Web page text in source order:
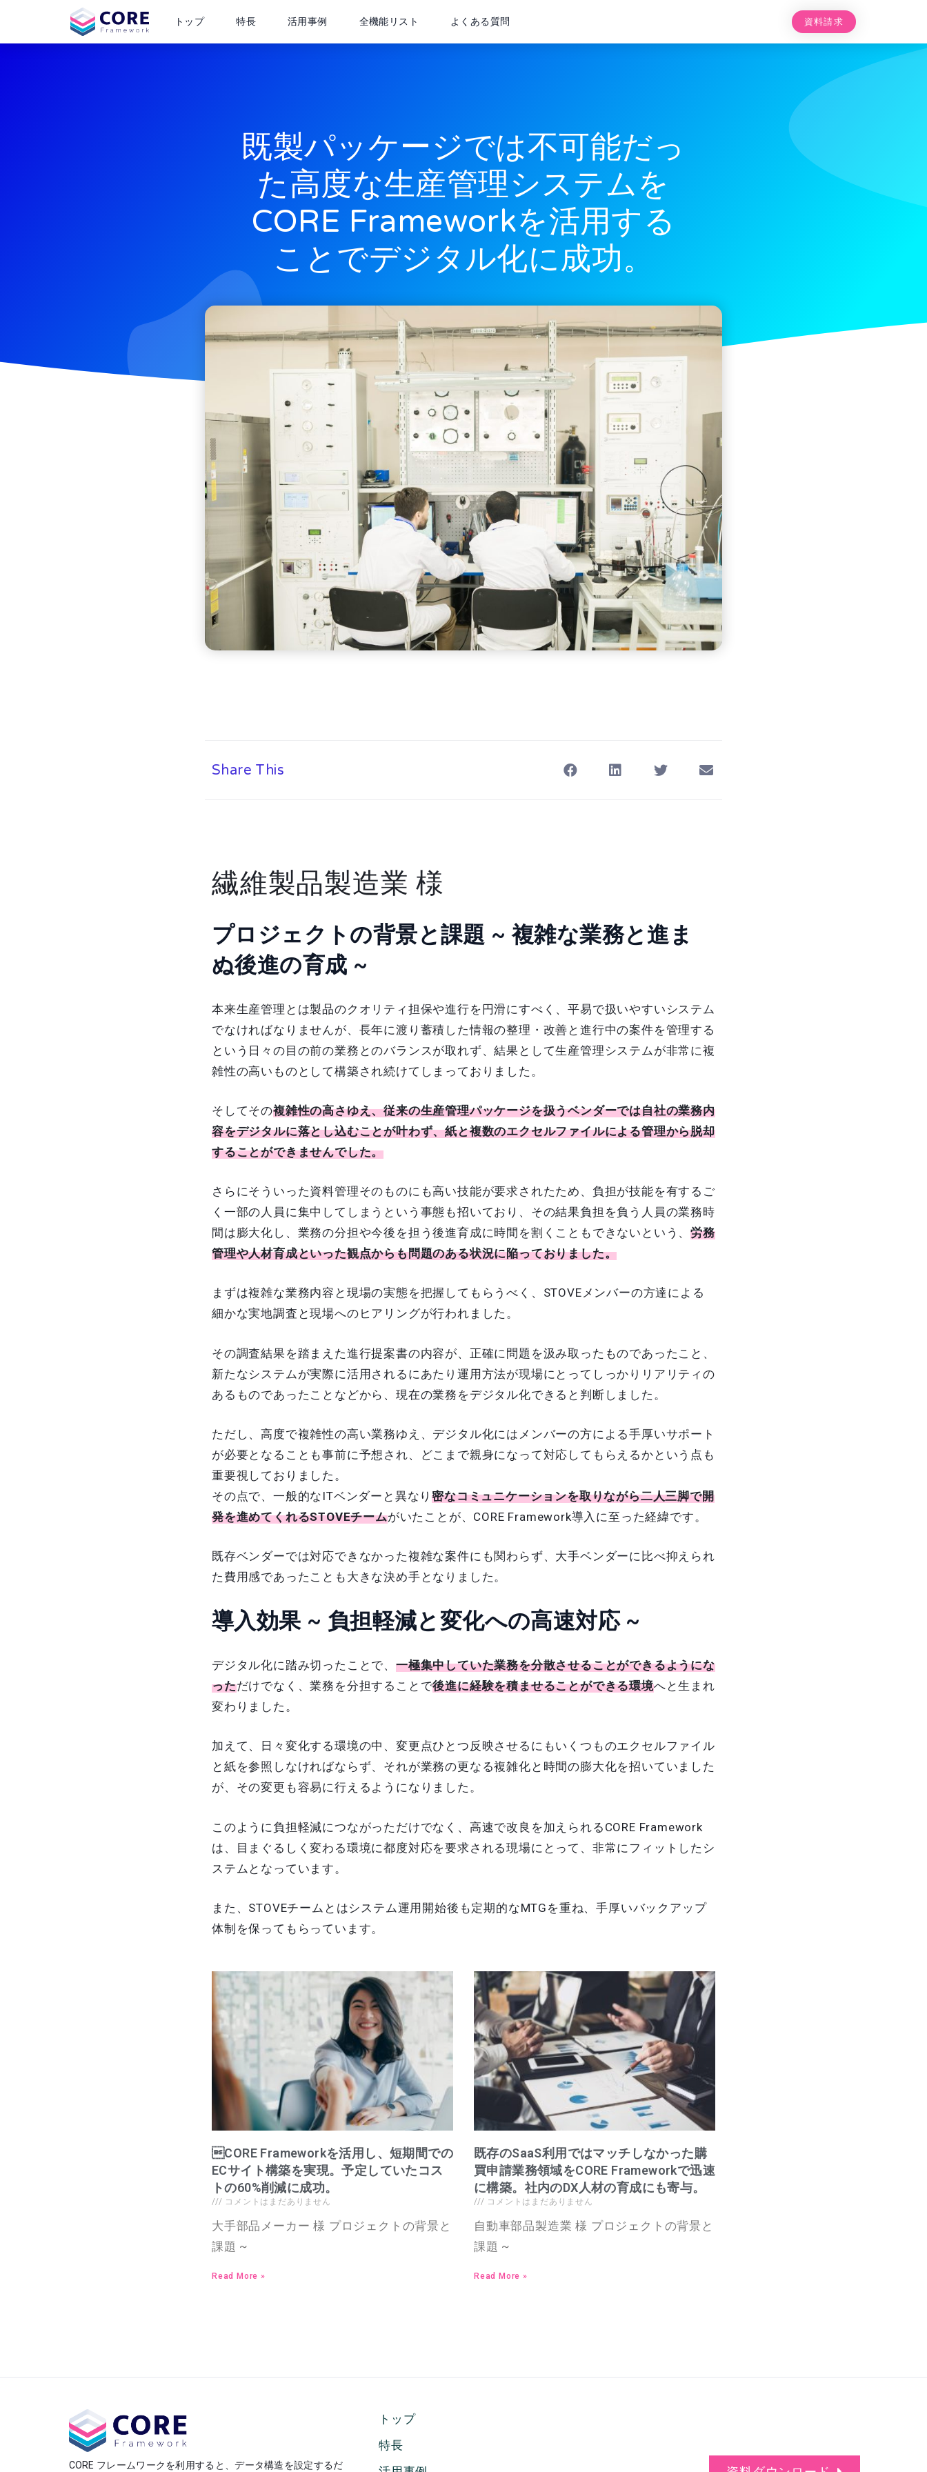
トップ 特長 活用事例 全機能リスト よくある質問 資料請求
既製パッケージでは不可能だっ
た高度な生産管理システムを
CORE Frameworkを活用する
ことでデジタル化に成功。
Share This
繊維製品製造業 様
プロジェクトの背景と課題 ~ 複雑な業務と進ま
ぬ後進の育成 ~
本来生産管理とは製品のクオリティ担保や進行を円滑にすべく、平易で扱いやすいシステム
でなければなりませんが、長年に渡り蓄積した情報の整理・改善と進行中の案件を管理する
という日々の目の前の業務とのバランスが取れず、結果として生産管理システムが非常に複
雑性の高いものとして構築され続けてしまっておりました。
そしてその複雑性の高さゆえ、従来の生産管理パッケージを扱うベンダーでは自社の業務内
容をデジタルに落とし込むことが叶わず、紙と複数のエクセルファイルによる管理から脱却
することができませんでした。
さらにそういった資料管理そのものにも高い技能が要求されたため、負担が技能を有するご
く一部の人員に集中してしまうという事態も招いており、その結果負担を負う人員の業務時
間は膨大化し、業務の分担や今後を担う後進育成に時間を割くこともできないという、労務
管理や人材育成といった観点からも問題のある状況に陥っておりました。
まずは複雑な業務内容と現場の実態を把握してもらうべく、STOVEメンバーの方達による
細かな実地調査と現場へのヒアリングが行われました。
その調査結果を踏まえた進行提案書の内容が、正確に問題を汲み取ったものであったこと、
新たなシステムが実際に活用されるにあたり運用方法が現場にとってしっかりリアリティの
あるものであったことなどから、現在の業務をデジタル化できると判断しました。
ただし、高度で複雑性の高い業務ゆえ、デジタル化にはメンバーの方による手厚いサポート
が必要となることも事前に予想され、どこまで親身になって対応してもらえるかという点も
重要視しておりました。
その点で、一般的なITベンダーと異なり密なコミュニケーションを取りながら二人三脚で開
発を進めてくれるSTOVEチームがいたことが、CORE Framework導入に至った経緯です。
既存ベンダーでは対応できなかった複雑な案件にも関わらず、大手ベンダーに比べ抑えられ
た費用感であったことも大きな決め手となりました。
導入効果 ~ 負担軽減と変化への高速対応 ~
デジタル化に踏み切ったことで、 一極集中していた業務を分散させることができるようにな
っただけでなく、業務を分担することで後進に経験を積ませることができる環境へと生まれ
変わりました。
加えて、日々変化する環境の中、変更点ひとつ反映させるにもいくつものエクセルファイル
と紙を参照しなければならず、それが業務の更なる複雑化と時間の膨大化を招いていました
が、その変更も容易に行えるようになりました。
このように負担軽減につながっただけでなく、高速で改良を加えられるCORE Framework
は、目まぐるしく変わる環境に都度対応を要求される現場にとって、非常にフィットしたシ
ステムとなっています。
また、STOVEチームとはシステム運用開始後も定期的なMTGを重ね、手厚いバックアップ
体制を保ってもらっています。
CORE Frameworkを活用し、短期間での
ECサイト構築を実現。予定していたコス
トの60%削減に成功。
コメントはまだありません
大手部品メーカー 様 プロジェクトの背景と
課題 ~
Read More »
既存のSaaS利用ではマッチしなかった購
買申請業務領域をCORE Frameworkで迅速
に構築。社内のDX人材の育成にも寄与。
コメントはまだありません
自動車部品製造業 様 プロジェクトの背景と
課題 ~
Read More »
CORE フレームワークを利用すると、データ構造を設定するだ
トップ
特長